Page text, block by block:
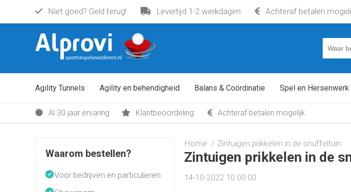
Niet goed? Geld terug! Levertijd 1-2 werkdagen Achteraf betalen
Agility Tunnels Agility en behendigheid Balans & Coördinatie Spel en Hersenwerk
Al 30 jaar ervaring Klantbeoordeling: Achteraf betalen mogelijk
Home Zintuigen prikkelen in de snuffeltuin
Zintuigen prikkelen in de
14-10-2022 10:00:00
Waarom bestellen?
Voor bedrijven en particulieren